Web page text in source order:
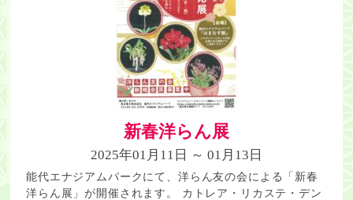
新春洋らん展
2025年01月11日 ～ 01月13日
能代エナジアムパークにて、洋らん友の会による「新春
洋らん展」が開催されます。 カトレア・リカステ・デン